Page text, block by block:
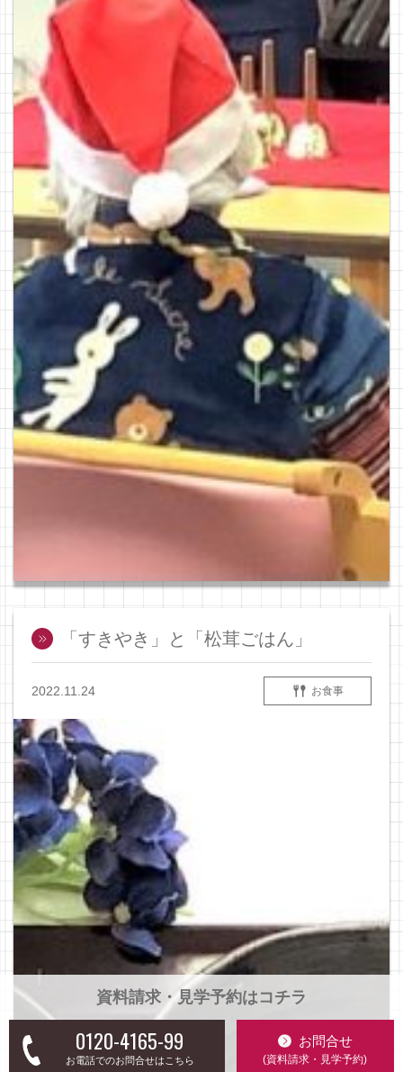
「すきやき」と「松茸ごはん」
2022.11.24 お食事
資料請求・見学予約はコチラ
0120-4165-99
お電話でのお問合せはこちら
お問合せ
(資料請求・見学予約)